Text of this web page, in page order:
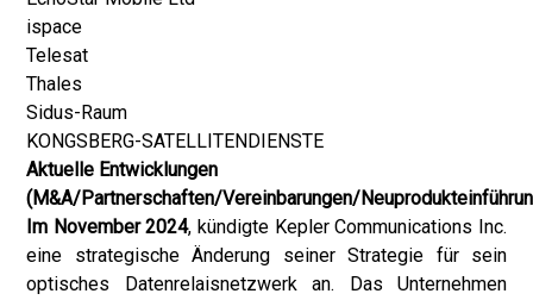
ispace
Telesat
Thales
Sidus-Raum
KONGSBERG-SATELLITENDIENSTE
Aktuelle Entwicklungen
(M&A/Partnerschaften/Vereinbarungen/
Im November 2024, kündigte Kepler Communications Inc.
eine strategische Änderung seiner Strategie für sein
optisches Datenrelaisnetzwerk an. Das Unternehmen